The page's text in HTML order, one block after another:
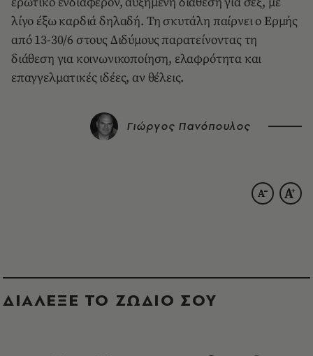
λίγο έξω καρδιά δηλαδή. Τη σκυτάλη παίρνει ο Ερμής
από 13-30/6 στους Διδύμους παρατείνοντας τη
διάθεση για κοινωνικοποίηση, ελαφρότητα και
επαγγελματικές ιδέες, αν θέλεις.
Γιώργος Πανόπουλος
ΔΙΑΛΕΞΕ ΤΟ ΖΩΔΙΟ ΣΟΥ